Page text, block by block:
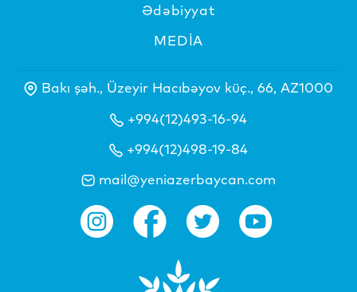
Ədəbiyyat
MEDİA
Bakı şəh., Üzeyir Hacıbəyov küç., 66, AZ1000
+994(12)493-16-94
+994(12)498-19-84
mail@yeniazerbaycan.com